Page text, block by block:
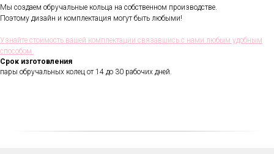
Мы создаем обручальные кольца на собственном производстве.
Поэтому дизайн и комплектация могут быть любыми!
Узнайте стоимость вашей комплектации связавшись с нами любым удобным
способом
Срок изготовления
пары обручальных колец от 14 до 30 рабочих дней.
обручальных колец, мы будем
размера, восстановление